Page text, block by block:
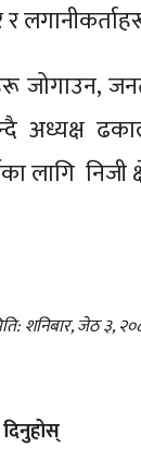
जोगाउन,
अध्यक्ष
लागि निजी
शनिबार, जेठ ३,
दिनुहोस्